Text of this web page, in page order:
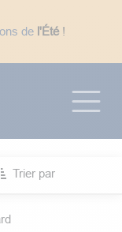
de l'Été!
des
des délais de
end.
Trier par